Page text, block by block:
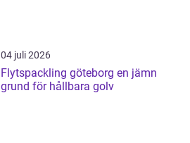
04 juli 2026
Flytspackling göteborg en jämn
grund för hållbara golv